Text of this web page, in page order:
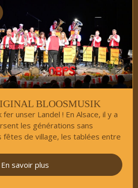
BLOOSMUSIK
fer unser Landel ! En Alsace, il y a
les générations sans
fêtes de village, les tablées entre
En savoir plus